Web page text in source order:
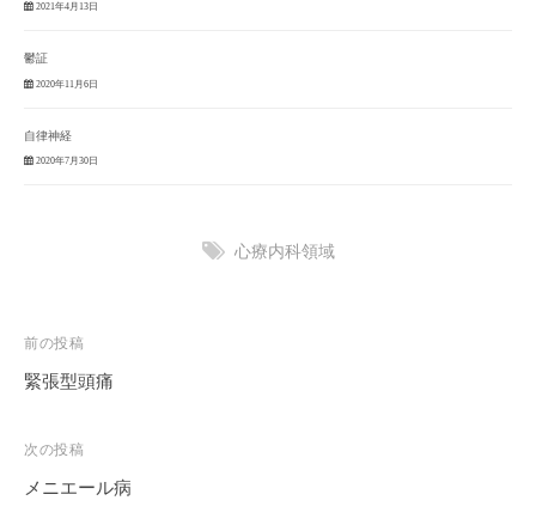
2021年4月13日
鬱証
2020年11月6日
自律神経
2020年7月30日
心療内科領域
投
稿
ビ
ゲ
前の投稿
緊張型頭痛
次の投稿
メニエール病